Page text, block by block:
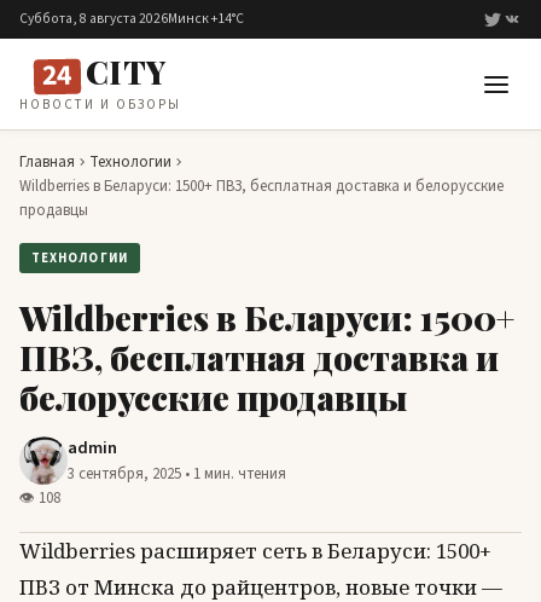
Перейти к содержимому
Суббота, 8 августа 2026Минск +14°C
24 CITY
НОВОСТИ И ОБЗОРЫ
Главная
Технологии
Wildberries в Беларуси: 1500+ ПВЗ, бесплатная доставка и белорусские
продавцы
ТЕХНОЛОГИИ
Wildberries в Беларуси: 1500+
ПВЗ, бесплатная доставка и
белорусские продавцы
admin
3 сентября, 2025 • 1 мин. чтения
👁 108
Wildberries расширяет сеть в Беларуси: 1500+
ПВЗ от Минска до райцентров, новые точки —